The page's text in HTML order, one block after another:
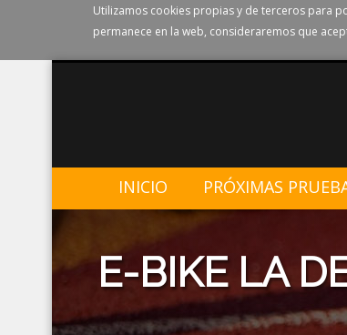
Utilizamos cookies propias y de terceros para
permanece en la web, consideraremos que
INICIO PRÓXIMAS
E-BIKE LA